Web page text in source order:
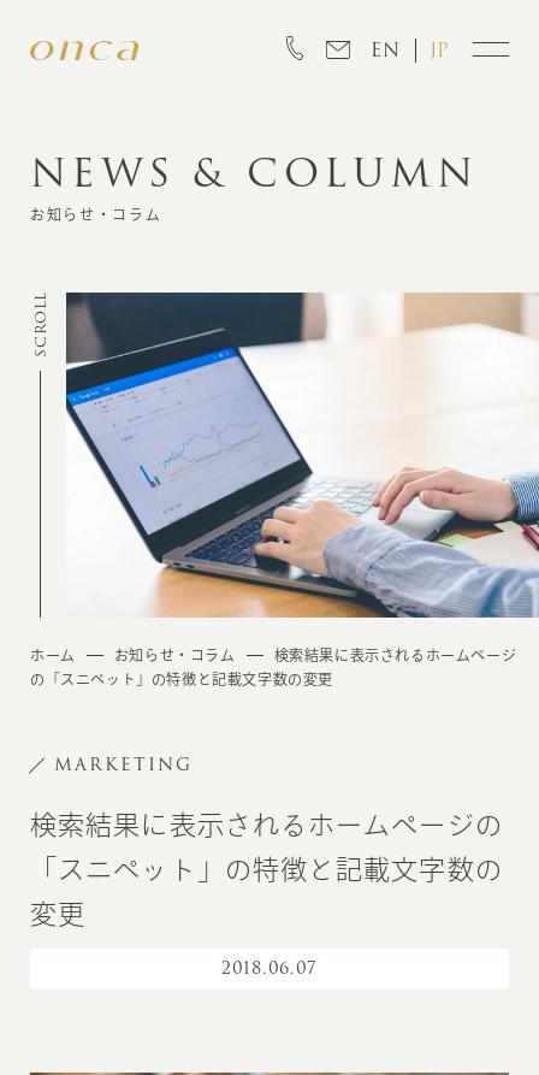
EN JP
INFORMATION
CREATION
MARKETING
NEWS & COLUMN
お知らせ・コラム
SCROLL
ホーム お知らせ・コラム
検索結果に表示されるホームページ
の「スニペット」の特徴と記載文字数の変更
MARKETING
検索結果に表示されるホームページの
「スニペット」の特徴と記載文字数の
変更
2018.06.07